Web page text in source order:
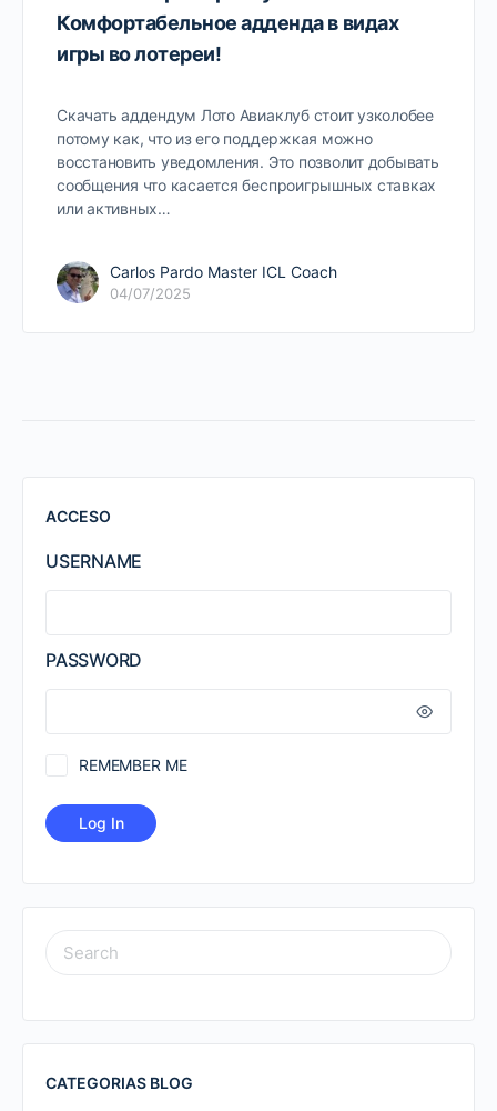
Комфортабельное адденда в видах
игры во лотереи!
Скачать аддендум Лото Авиаклуб стоит узколобее
потому как, что из его поддержкая можно
восстановить уведомления. Это позволит добывать
сообщения что касается беспроигрышных ставках
или активных…
Carlos Pardo Master ICL Coach
04/07/2025
ACCESO
USERNAME
PASSWORD
REMEMBER ME
SEARCH
FOR:
CATEGORIAS BLOG